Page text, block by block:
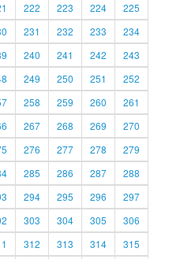
222 223 224
225
231 232 233
234
240 241 242
243
249 250 251
252
258 259 260
261
267 268 269
270
276 277 278
279
285 286 287
288
294 295 296
297
303 304 305
306
312 313 314 315